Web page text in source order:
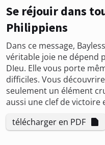
Se réjouir dans
Philippiens
Dans ce message,
véritable joie ne dépend
DIeu. Elle vous porte
difficiles. Vous
seulement un élément
aussi une clef de victoire
télécharger en PDF